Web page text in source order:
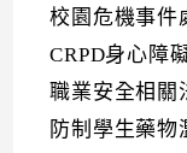
校園危機事件
CRPD身心障
職業安全相關
防制學生藥物